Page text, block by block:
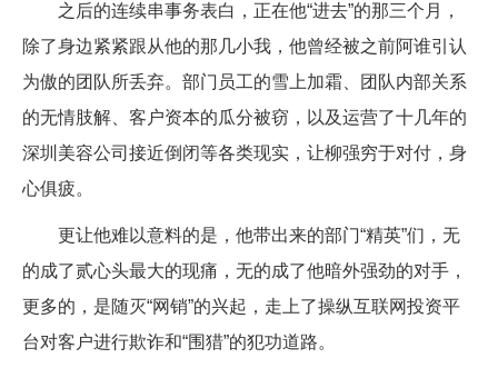
之后的连续串事务表白，正在他“进去”的那三个月，
除了身边紧紧跟从他的那几小我，他曾经被之前阿谁引认
为傲的团队所丢弃。部门员工的雪上加霜、团队内部关系
的无情肢解、客户资本的瓜分被窃，以及运营了十几年的
深圳美容公司接近倒闭等各类现实，让柳强穷于对付，身
心俱疲。
更让他难以意料的是，他带出来的部门“精英”们，无
的成了贰心头最大的现痛，无的成了他暗外强劲的对手，
更多的，是随灭“网销”的兴起，走上了操纵互联网投资平
台对客户进行欺诈和“围猎”的犯功道路。